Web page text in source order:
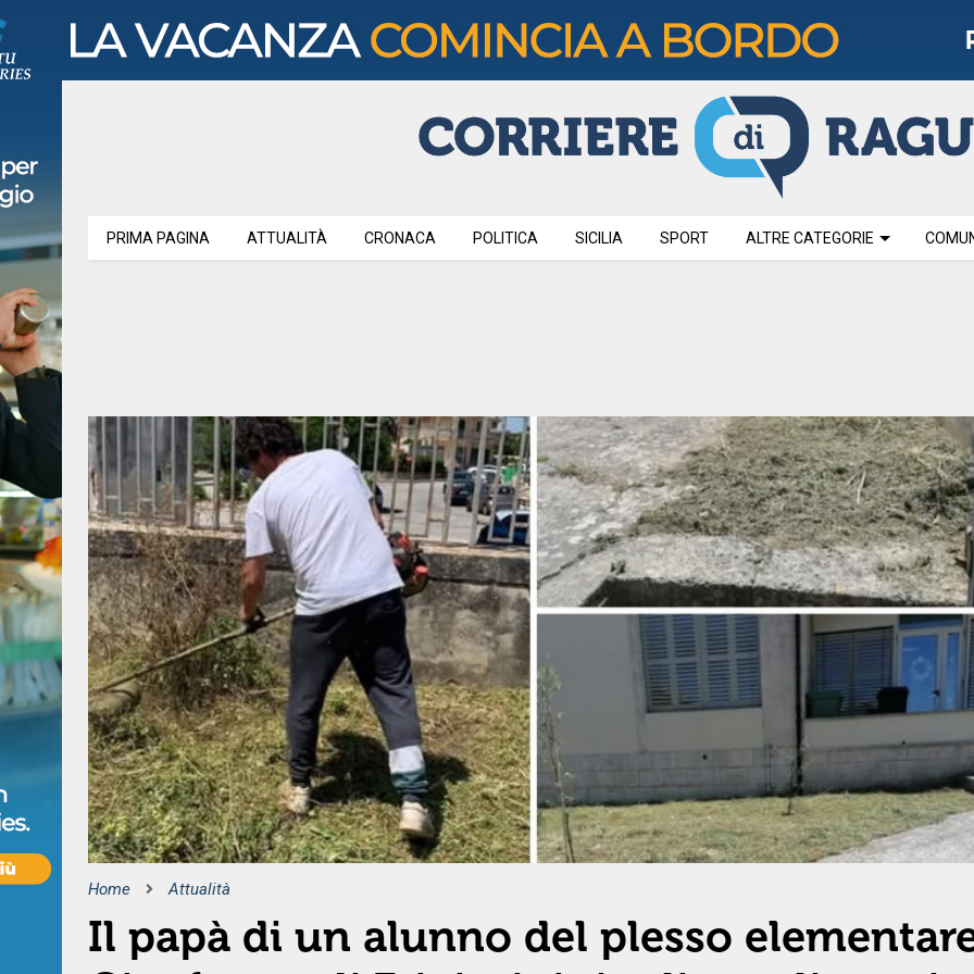
PRIMA PAGINA ATTUALITÀ CRONACA POLITICA SICILIA SPORT ALTRE CATEGORIE
Home Attualità
Il papà di un alunno del plesso